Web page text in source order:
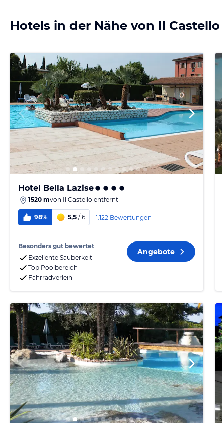
Hotels in der Nähe von Il Castello
Hotel Bella Lazise
1520 mvon Il Castello entfernt
98% 5,5 / 6 1.122 Bewertungen
Besonders gut bewertet
Exzellente Sauberkeit
Top Poolbereich
Fahrradverleih
Angebote